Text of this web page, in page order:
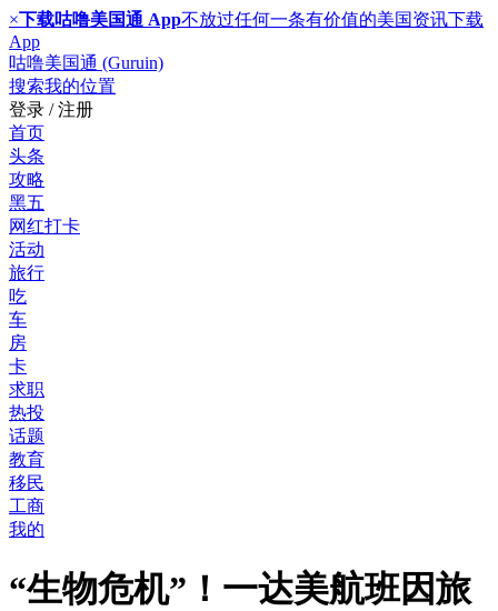
×下载咕噜美国通 App不放过任何一条有价值的美国资讯下载
App
咕噜美国通 (Guruin)
搜索我的位置
登录 / 注册
首页
头条
攻略
黑五
网红打卡
活动
旅行
吃
车
房
卡
求职
热投
话题
教育
移民
工商
我的
“生物危机”！一达美航班因旅